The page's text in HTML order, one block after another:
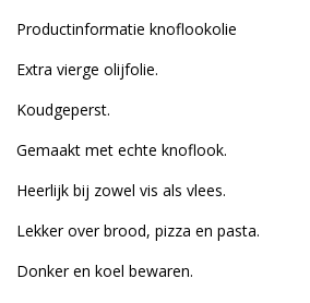
Productinformatie knoflookolie
Extra vierge olijfolie.
Koudgeperst.
Gemaakt met echte knoflook.
Heerlijk bij zowel vis als vlees.
Lekker over brood, pizza en pasta.
Donker en koel bewaren.